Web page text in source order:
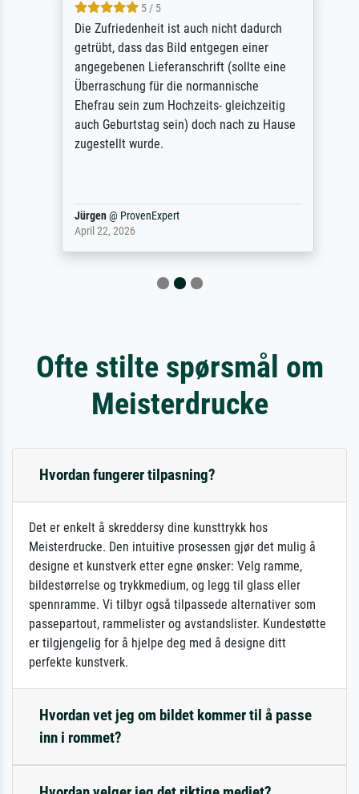
5 / 5
Die Zufriedenheit ist auch nicht dadurch
getrübt, dass das Bild entgegen einer
angegebenen Lieferanschrift (sollte eine
Überraschung für die normannische
Ehefrau sein zum Hochzeits- gleichzeitig
auch Geburtstag sein) doch nach zu Hause
zugestellt wurde.
Jürgen@ProvenExpert
April 22, 2026
Ofte stilte spørsmål om
Meisterdrucke
Hvordan fungerer tilpasning?
Det er enkelt å skreddersy dine kunsttrykk hos
Meisterdrucke. Den intuitive prosessen gjør det mulig å
designe et kunstverk etter egne ønsker: Velg ramme,
bildestørrelse og trykkmedium, og legg til glass eller
spennramme. Vi tilbyr også tilpassede alternativer som
passepartout, rammelister og avstandslister. Kundestøtte
er tilgjengelig for å hjelpe deg med å designe ditt
perfekte kunstverk.
Hvordan vet jeg om bildet kommer til å passe
inn i rommet?